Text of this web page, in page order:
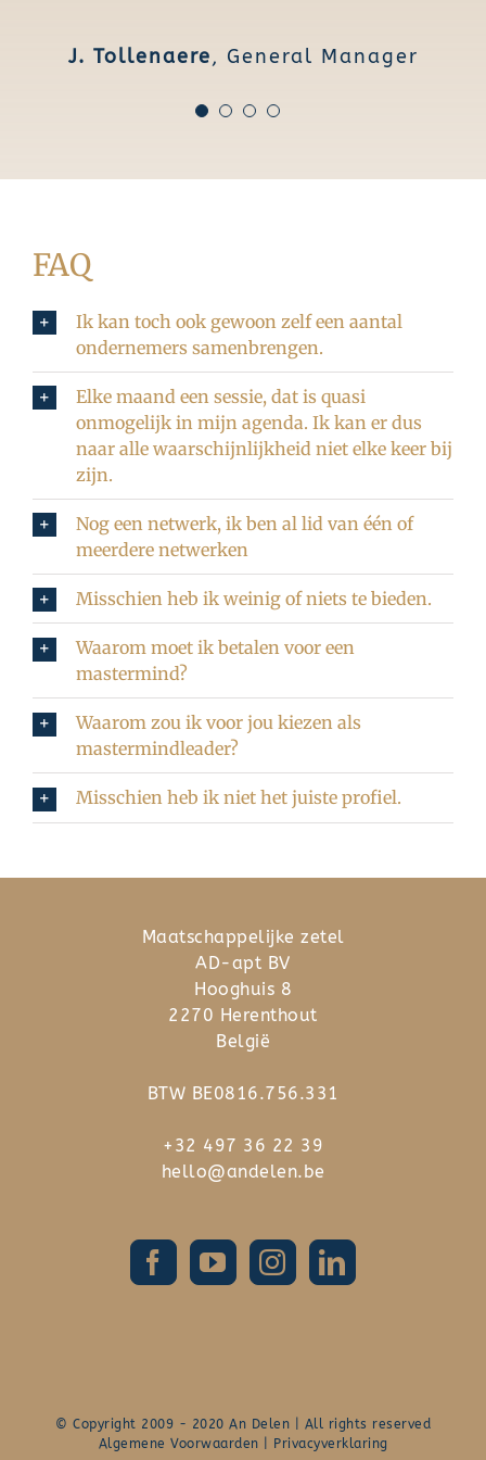
J. Tollenaere, General Manager
S. Dresselaers Zaakvoerder
FAQ
Ik kan toch ook gewoon zelf een aantal
ondernemers samenbrengen.
Elke maand een sessie, dat is quasi
onmogelijk in mijn agenda. Ik kan er dus
naar alle waarschijnlijkheid niet elke keer bij
zijn.
Nog een netwerk, ik ben al lid van één of
meerdere netwerken
Misschien heb ik weinig of niets te bieden.
Waarom moet ik betalen voor een
mastermind?
Waarom zou ik voor jou kiezen als
mastermindleader?
Misschien heb ik niet het juiste profiel.
Maatschappelijke zetel
AD-apt BV
Hooghuis 8
2270 Herenthout
België
BTW BE0816.756.331
+32 497 36 22 39
hello@andelen.be
© Copyright 2009 - 2020 An Delen | All rights reserved
Algemene Voorwaarden
Privacyverklaring